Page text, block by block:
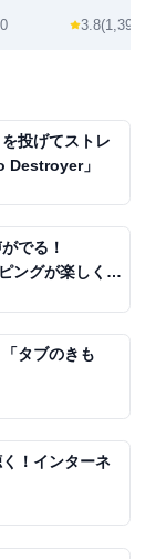
3.8(1,393
投げてストレ
Destroyer」
でる！
ングが楽しくな
タブのきも
！インターネ